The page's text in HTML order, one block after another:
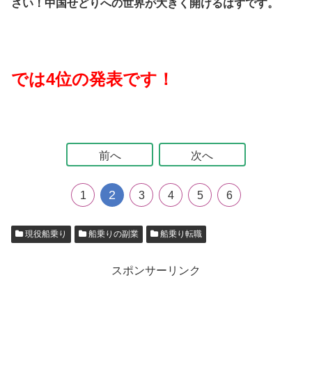
さい！中国せどりへの世界が大きく開けるはずです。
では4位の発表です！
前へ 次へ
1 2 3 4 5 6
現役船乗り 船乗りの副業 船乗り転職
スポンサーリンク